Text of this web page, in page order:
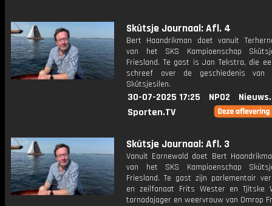
Skûtsje Journaal: Afl. 4
Bert Haandrikman doet vanuit
van het SKS Kampioenschap
Friesland. Te gast is Jan Tekstra, die
schreef over de geschiedenis van
Skûtsjesilen.
30-07-2025 17:25 NPO2
Sporten.TV
Skûtsje Journaal: Afl. 3
Vanuit Earnewald doet Bert
van het SKS Kampioenschap
Friesland. Te gast zijn parlementair
en zeilfanaat Frits Wester en Tjitske
tornadojager en weervrouw van Omrop